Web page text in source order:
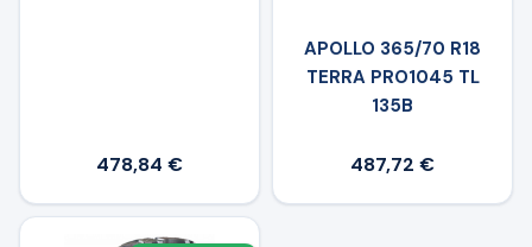
478,84 €
APOLLO 365/70 R18
TERRA PRO1045 TL
135B
487,72 €